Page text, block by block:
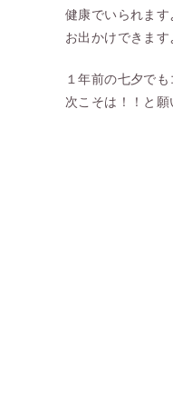
健康でいられます
お出かけできます
１年前の七夕で
次こそは！！と